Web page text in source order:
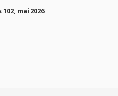
mai 2026